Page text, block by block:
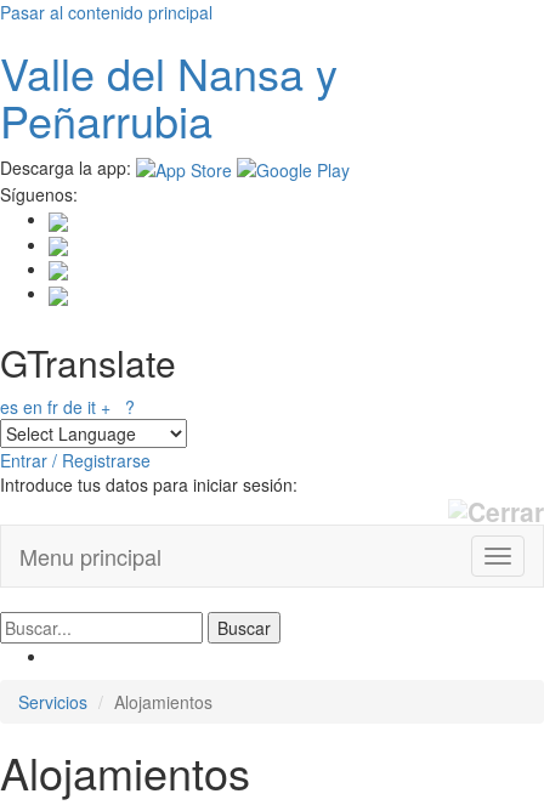
Pasar al contenido principal
Valle del Nansay
Peñarrubia
Descarga la app:
Síguenos:
GTranslate
es en fr de it + ?
Entrar / Registrarse
Introduce tus datos para iniciar sesión:
Menu principal
Servicios Alojamientos
Alojamientos